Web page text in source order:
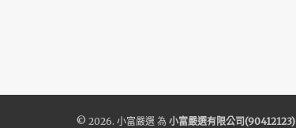
© 2026. 小富嚴選 為 小富嚴選有限公司(90412123)